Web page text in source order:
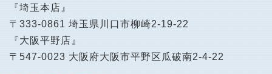
『埼玉本店』
〒333-0861 埼玉県川口市柳崎2-19-22
『大阪平野店』
〒547-0023 大阪府大阪市平野区瓜破南2-4-22